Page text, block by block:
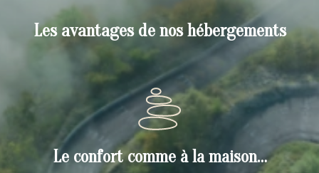
Les avantages de nos hébergements
Le confort comme à la maison…